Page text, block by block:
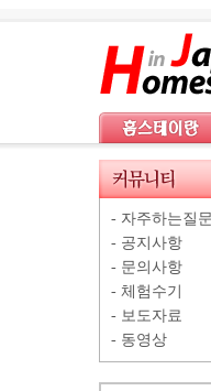
- 자주하는질문
- 공지사항
- 문의사항
- 체험수기
- 보도자료
- 동영상